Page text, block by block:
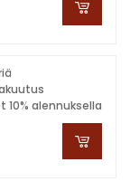
10% alennuksella